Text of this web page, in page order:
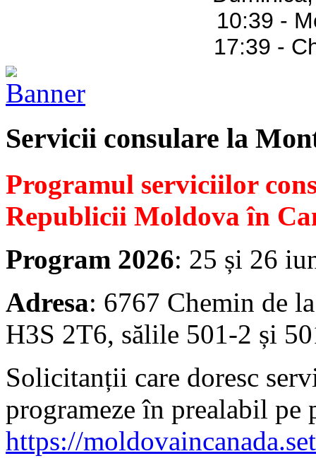
10:39 -
17:39 -
Servicii consulare la
Programul serviciilor
Republicii Moldova în
Program 2026: 25 și 26
Adresa: 6767 Chemin de
H3S 2T6, sălile 501-2 și
Solicitanții care doresc
programeze în prealabil pe
https://